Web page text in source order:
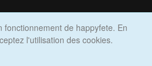
fonctionnement de happyfete. En
l'utilisation des cookies.